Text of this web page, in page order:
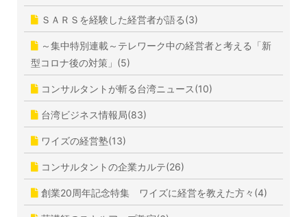
ＳＡＲＳを経験した経営者が語る(3)
～集中特別連載～テレワーク中の経営者と考える「新
型コロナ後の対策」(5)
コンサルタントが斬る台湾ニュース(10)
台湾ビジネス情報局(83)
ワイズの経営塾(13)
コンサルタントの企業カルテ(26)
創業20周年記念特集 ワイズに経営を教えた方々(4)